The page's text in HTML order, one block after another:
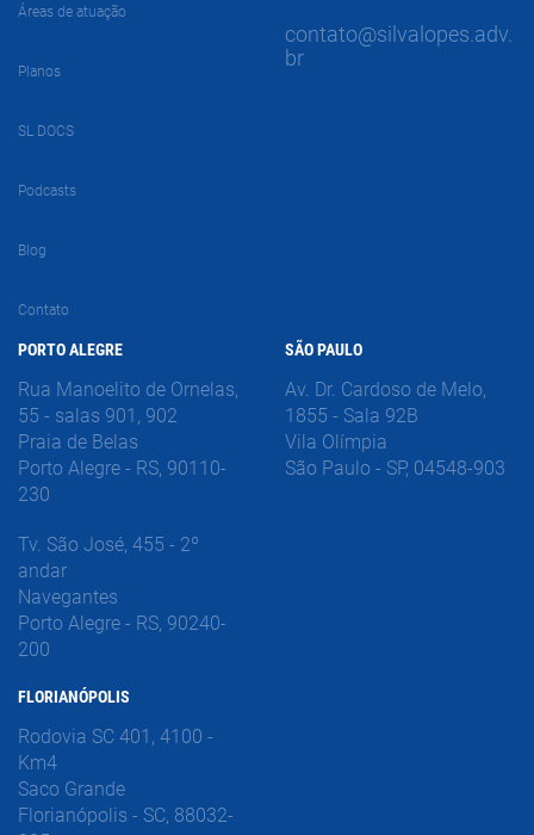
Áreas de atuação
Planos
SL DOCS
Podcasts
Blog
Contato
contato@silvalopes.adv.
br
PORTO ALEGRE
Rua Manoelito de Ornelas,
55 - salas 901, 902
Praia de Belas
Porto Alegre - RS, 90110-
230
Tv. São José, 455 - 2º
andar
Navegantes
Porto Alegre - RS, 90240-
200
FLORIANÓPOLIS
Rodovia SC 401, 4100 -
Km4
Saco Grande
Florianópolis - SC, 88032-
SÃO PAULO
Av. Dr. Cardoso de Melo,
1855 - Sala 92B
Vila Olímpia
São Paulo - SP, 04548-903